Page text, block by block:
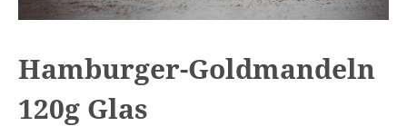
Hamburger-Goldmandeln
120g Glas